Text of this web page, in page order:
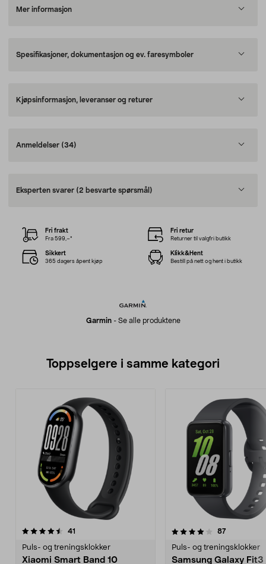
Mer informasjon
Spesifikasjoner, dokumentasjon og ev. faresymboler
Kjøpsinformasjon, leveranser og returer
Anmeldelser (34)
Eksperten svarer (2 besvarte spørsmål)
Garmin- Se alle produktene
Fri frakt
Fra 599,–*
Fri retur
Returner til valgfri butikk
Sikkert
365 dagers åpent kjøp
Klikk&Hent
Bestill på nett og hent i butikk
Toppselgere i samme kategori
41
Puls- og treningsklokker
Xiaomi Smart Band 10
4.0 av 5 stjerner 87
Puls- og treningsklokker
Samsung Galaxy Fit3
4.5 av 5 stjerner